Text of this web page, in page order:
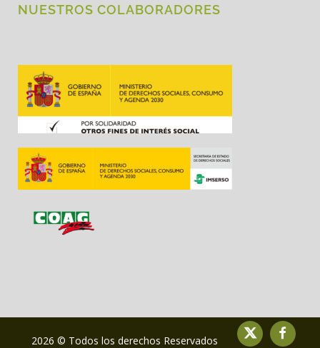
NUESTROS COLABORADORES
2026 © Todos los derechos Reservados